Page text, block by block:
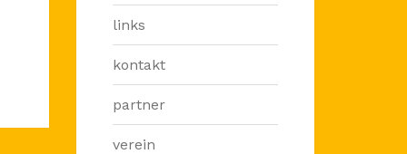
links
kontakt
partner
verein